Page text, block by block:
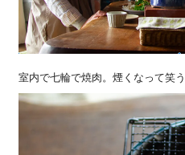
室内で七輪で焼肉。煙くなって笑う